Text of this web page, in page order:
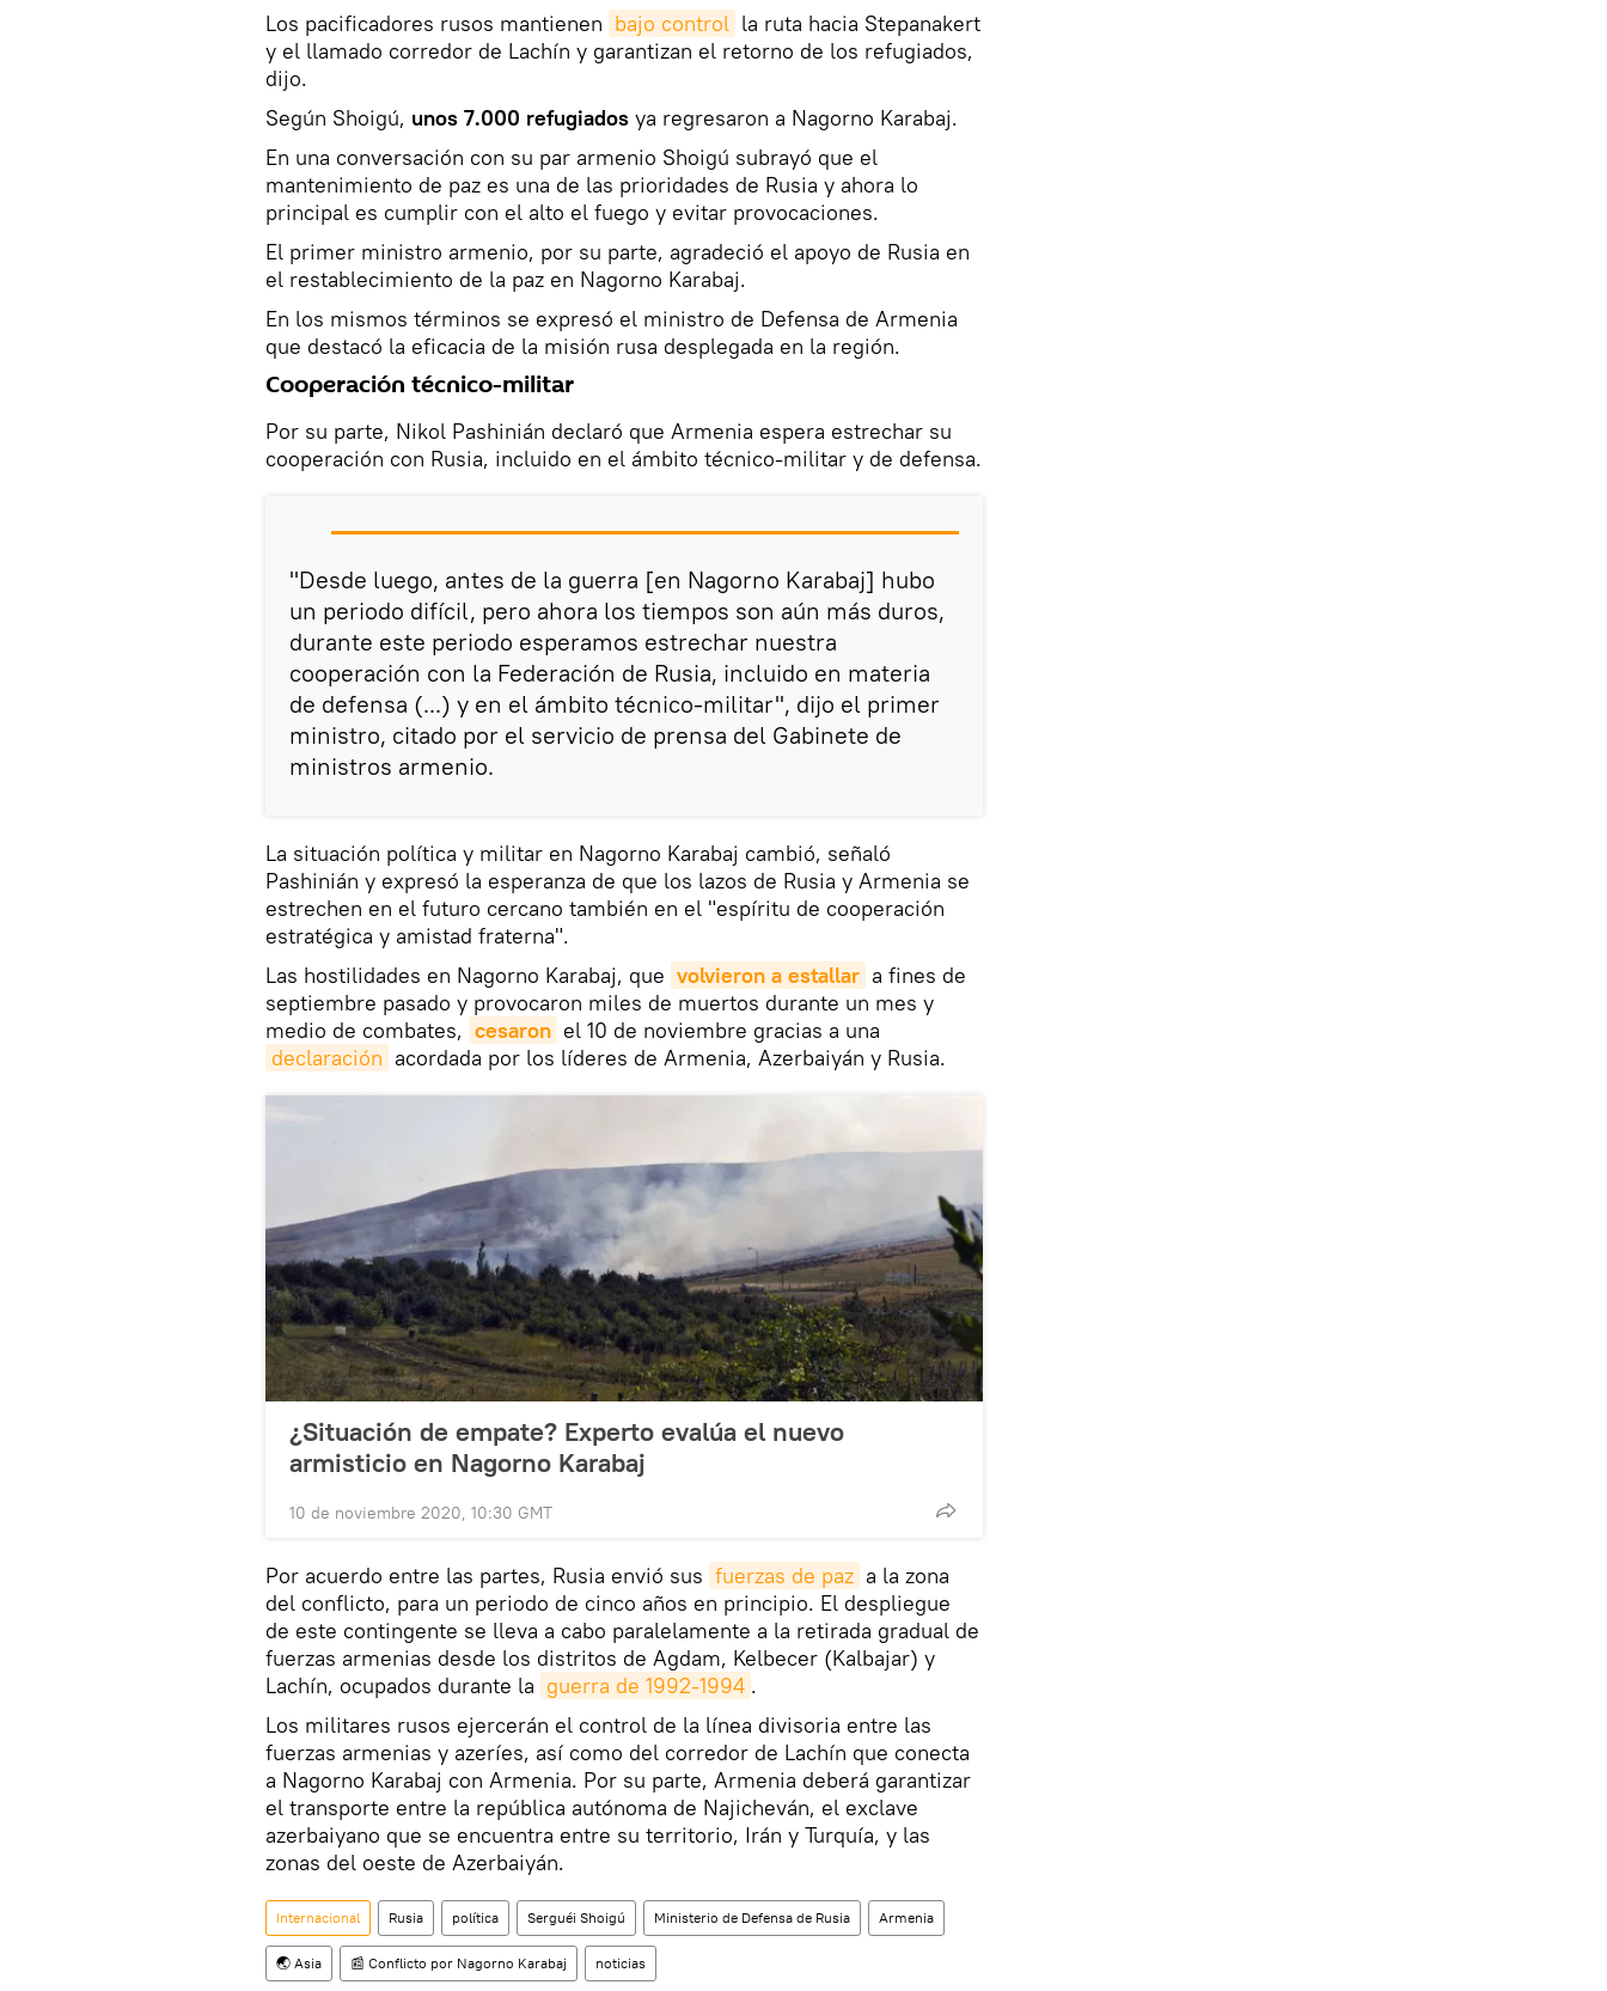
Los pacificadores rusos mantienen bajo control la ruta hacia Stepanakert
y el llamado corredor de Lachín y garantizan el retorno de los refugiados,
dijo.
Según Shoigú, unos 7.000 refugiados ya regresaron a Nagorno Karabaj.
En una conversación con su par armenio Shoigú subrayó que el
mantenimiento de paz es una de las prioridades de Rusia y ahora lo
principal es cumplir con el alto el fuego y evitar provocaciones.
El primer ministro armenio, por su parte, agradeció el apoyo de Rusia en
el restablecimiento de la paz en Nagorno Karabaj.
En los mismos términos se expresó el ministro de Defensa de Armenia
que destacó la eficacia de la misión rusa desplegada en la región.
Cooperación técnico-militar
Por su parte, Nikol Pashinián declaró que Armenia espera estrechar su
cooperación con Rusia, incluido en el ámbito técnico-militar y de defensa.
"Desde luego, antes de la guerra [en Nagorno Karabaj] hubo
un periodo difícil, pero ahora los tiempos son aún más duros,
durante este periodo esperamos estrechar nuestra
cooperación con la Federación de Rusia, incluido en materia
de defensa (...) y en el ámbito técnico-militar", dijo el primer
ministro, citado por el servicio de prensa del Gabinete de
ministros armenio.
La situación política y militar en Nagorno Karabaj cambió, señaló
Pashinián y expresó la esperanza de que los lazos de Rusia y Armenia se
estrechen en el futuro cercano también en el "espíritu de cooperación
estratégica y amistad fraterna".
Las hostilidades en Nagorno Karabaj, que volvieron a estallar a fines de
septiembre pasado y provocaron miles de muertos durante un mes y
medio de combates, cesaron el 10 de noviembre gracias a una
declaración acordada por los líderes de Armenia, Azerbaiyán y Rusia.
¿Situación de empate? Experto evalúa el nuevo
armisticio en Nagorno Karabaj
10 de noviembre 2020, 10:30 GMT
Por acuerdo entre las partes, Rusia envió sus fuerzas de paz a la zona
del conflicto, para un periodo de cinco años en principio. El despliegue
de este contingente se lleva a cabo paralelamente a la retirada gradual de
fuerzas armenias desde los distritos de Agdam, Kelbecer (Kalbajar) y
Lachín, ocupados durante la guerra de 1992-1994 .
Los militares rusos ejercerán el control de la línea divisoria entre las
fuerzas armenias y azeríes, así como del corredor de Lachín que conecta
a Nagorno Karabaj con Armenia. Por su parte, Armenia deberá garantizar
el transporte entre la república autónoma de Najicheván, el exclave
azerbaiyano que se encuentra entre su territorio, Irán y Turquía, y las
zonas del oeste de Azerbaiyán.
Internacional Rusia política Serguéi Shoigú Ministerio de Defensa de Rusia Armenia
🌏 Asia 📰 Conflicto por Nagorno Karabaj noticias